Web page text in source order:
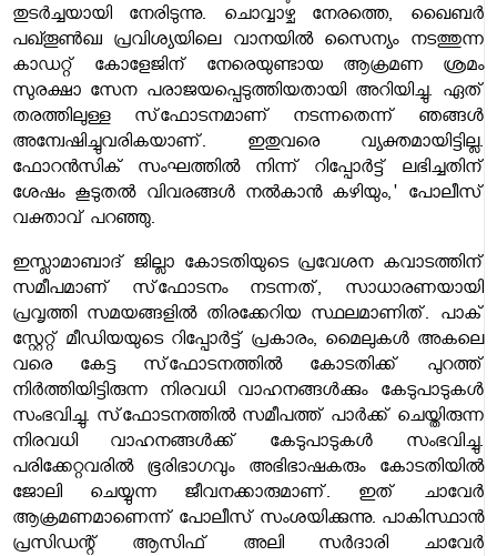
തുടര്‍ച്ചയായി നേരിടുന്നു. ചൊവ്വാഴ്ച നേരത്തെ, ഖൈബര്‍
പഖ്തൂണ്‍ഖ്വ പ്രവിശ്യയിലെ വാനയില്‍ സൈന്യം നടത്തുന്ന
കാഡറ്റ് കോളേജിന് നേരെയുണ്ടായ ആക്രമണ ശ്രമം
സുരക്ഷാ സേന പരാജയപ്പെടുത്തിയതായി അറിയിച്ചു. ഏത്
തരത്തിലുള്ള സ്‌ഫോടനമാണ് നടന്നതെന്ന് ഞങ്ങള്‍
അന്വേഷിച്ചുവരികയാണ്. ഇതുവരെ വ്യക്തമായിട്ടില്ല.
ഫോറന്‍സിക് സംഘത്തില്‍ നിന്ന് റിപ്പോര്‍ട്ട് ലഭിച്ചതിന്
ശേഷം കൂടുതല്‍ വിവരങ്ങള്‍ നല്‍കാന്‍ കഴിയും,' പോലീസ്
വക്താവ് പറഞ്ഞു.
ഇസ്ലാമാബാദ് ജില്ലാ കോടതിയുടെ പ്രവേശന കവാടത്തിന്
സമീപമാണ് സ്‌ഫോടനം നടന്നത്, സാധാരണയായി
പ്രവൃത്തി സമയങ്ങളില്‍ തിരക്കേറിയ സ്ഥലമാണിത്. പാക്
സ്റ്റേറ്റ് മീഡിയയുടെ റിപ്പോര്‍ട്ട് പ്രകാരം, മൈലുകള്‍ അകലെ
വരെ കേട്ട സ്‌ഫോടനത്തില്‍ കോടതിക്ക് പുറത്ത്
നിര്‍ത്തിയിട്ടിരുന്ന നിരവധി വാഹനങ്ങള്‍ക്കും കേടുപാടുകള്‍
സംഭവിച്ചു. സ്‌ഫോടനത്തില്‍ സമീപത്ത് പാര്‍ക്ക് ചെയ്തിരുന്ന
നിരവധി വാഹനങ്ങള്‍ക്ക് കേടുപാടുകള്‍ സംഭവിച്ചു.
പരിക്കേറ്റവരില്‍ ഭൂരിഭാഗവും അഭിഭാഷകരും കോടതിയില്‍
ജോലി ചെയ്യുന്ന ജീവനക്കാരുമാണ്. ഇത് ചാവേര്‍
ആക്രമണമാണെന്ന് പോലീസ് സംശയിക്കുന്നു. പാകിസ്ഥാന്‍
പ്രസിഡന്റ് ആസിഫ് അലി സര്‍ദാരി ചാവേര്‍